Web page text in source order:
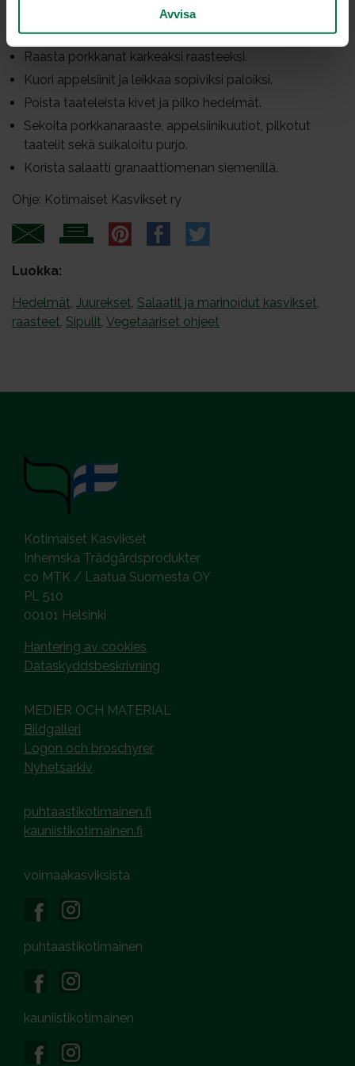
Avvisa
Raasta porkkanat karkeaksi raasteeksi.
Kuori appelsiinit ja leikkaa sopiviksi paloiksi.
Poista taateleista kivet ja pilko hedelmät.
Sekoita porkkanaraaste, appelsiinikuutiot, pilkotut
taatelit sekä suikaloitu purjo.
Korista salaatti granaattiomenan siemenillä.
Ohje: Kotimaiset Kasvikset ry
Luokka:
Hedelmät Juurekset Salaatit ja marinoidut kasvikset,
raasteet Sipulit Vegetaariset ohjeet
Kotimaiset Kasvikset
Inhemska Trädgårdsprodukter
co MTK / Laatua Suomesta OY
PL 510
00101 Helsinki
Hantering av cookies
Dataskyddsbeskrivning
MEDIER OCH MATERIAL
Bildgalleri
Logon och broschyrer
Nyhetsarkiv
puhtaastikotimainen.fi
kauniistikotimainen.fi
voimaakasviksista
puhtaastikotimainen
kauniistikotimainen